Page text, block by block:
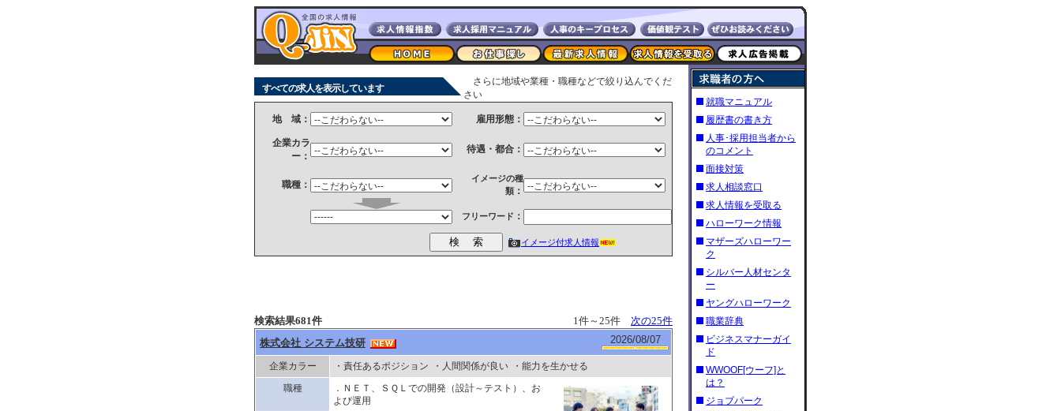
すべての求人を表示しています
さらに地域や業種・職種などで絞り込んでくだ
さい
地 域： 雇用形態：
企業カラ
ー：
待遇・都合：
職種：
イメージの種
類 ：
フリーワード ：
イメージ付求人情報
検索結果681件 1件～25件 次の25件
株式会社 システム技研
2026/08/07
企業カラー ・責任あるポジション ・人間関係が良い
・能力を生かせる
職種
．ＮＥＴ、ＳＱＬでの開発（設計～テスト）、お
よび運用
就職マニュアル
履歴書の書き方
人事･採用担当者から
のコメント
面接対策
求人相談窓口
求人情報を受取る
ハローワーク情報
マザーズハローワー
ク
シルバー人材センタ
ー
ヤングハローワーク
職業辞典
ビジネスマナーガイ
ド
WWOOF[ウーフ]と
は？
ジョブパーク